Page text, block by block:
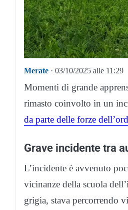
Merate · 03/10/2025 alle 11:29
Momenti di grande
rimasto coinvolto in un
da parte delle forze
Grave incidente tra
L’incidente è avvenuto
vicinanze della scuola
grigia, stava percorrendo